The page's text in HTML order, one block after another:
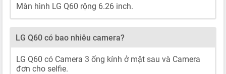
Màn hình LG Q60 rộng 6.26 inch.
LG Q60 có bao nhiêu camera?
LG Q60 có Camera 3 ống kính ở mặt sau và Camera
đơn cho selfie.